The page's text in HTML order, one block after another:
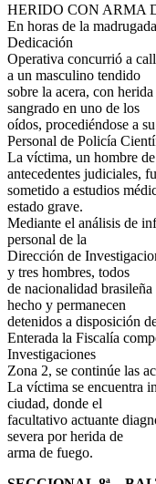
HERIDO CON ARMA
En horas de la
Dedicación
Operativa concurrió a
a un masculino tendido
sobre la acera, con
sangrado en uno de los
oídos, procediéndose a
Personal de Policía
La víctima, un hombre
antecedentes judiciales,
sometido a estudios
estado grave.
Mediante el análisis de
personal de la
Dirección de
y tres hombres, todos
de nacionalidad
hecho y permanecen
detenidos a disposición
Enterada la Fiscalía
Investigaciones
Zona 2, se continúe las
La víctima se encuentra
ciudad, donde el
facultativo actuante
severa por herida de
arma de fuego.